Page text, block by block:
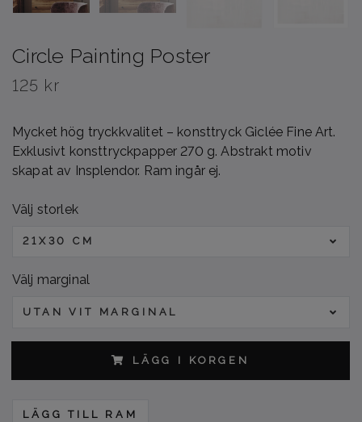
Circle Painting Poster
125 kr
Mycket hög tryckkvalitet – konsttryck Giclée Fine Art.
Exklusivt konsttryckpapper 270 g. Abstrakt motiv
skapat av Insplendor. Ram ingår ej.
Välj storlek
21X30 CM
Välj marginal
UTAN VIT MARGINAL
LÄGG I KORGEN
LÄGG TILL RAM